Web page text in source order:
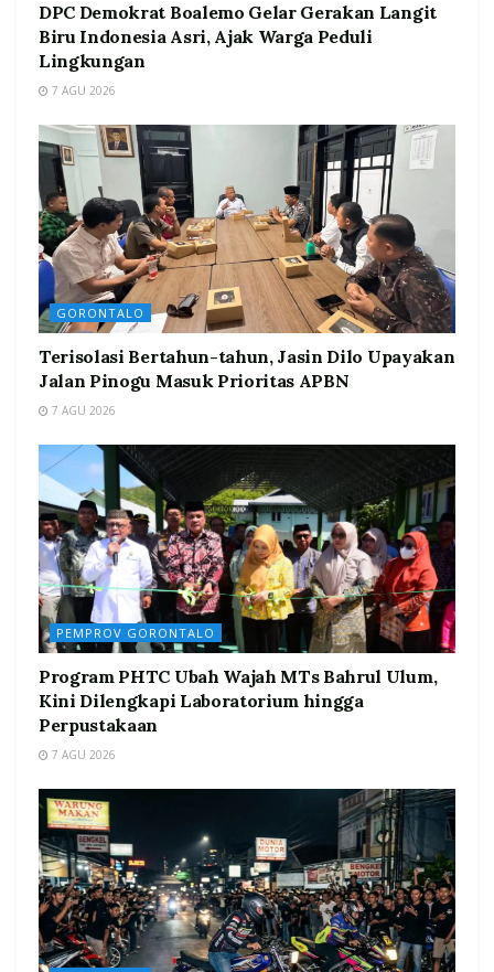
DPC Demokrat Boalemo Gelar Gerakan Langit
Biru Indonesia Asri, Ajak Warga Peduli
Lingkungan
7 AGU 2026
GORONTALO
Terisolasi Bertahun-tahun, Jasin Dilo Upayakan
Jalan Pinogu Masuk Prioritas APBN
7 AGU 2026
PEMPROV GORONTALO
Program PHTC Ubah Wajah MTs Bahrul Ulum,
Kini Dilengkapi Laboratorium hingga
Perpustakaan
7 AGU 2026